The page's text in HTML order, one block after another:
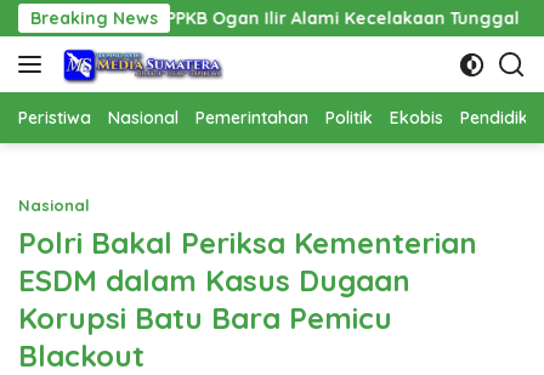
Langsung
ke
konten
Breaking News
Ogan Ilir Alami Kecelakaan Tunggal
Peristiwa Nasional Pemerintahan Politik Ekobis
Nasional
Polri Bakal Periksa Kementerian
ESDM dalam Kasus Dugaan
Korupsi Batu Bara Pemicu
Blackout